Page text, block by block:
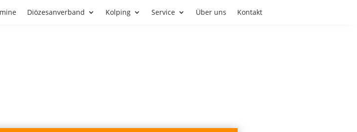
Diözesanverband Kolping Service Über uns Kontakt